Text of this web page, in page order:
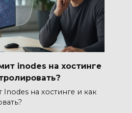
inodes на хостинге
Inodes на хостинге и как